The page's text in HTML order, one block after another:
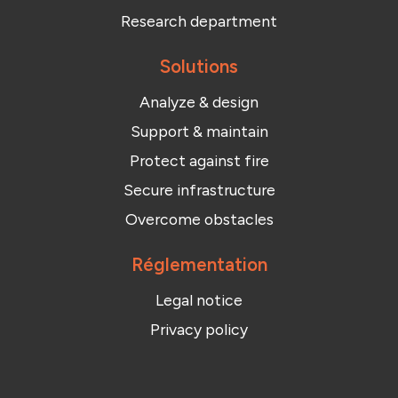
Research department
Solutions
Analyze & design
Support & maintain
Protect against fire
Secure infrastructure
Overcome obstacles
Réglementation
Legal notice
Privacy policy